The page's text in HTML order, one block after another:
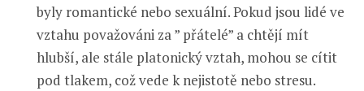
byly romantické nebo sexuální. Pokud jsou lidé ve
vztahu považováni za ” přátelé” a chtějí mít
hlubší, ale stále platonický vztah, mohou se cítit
pod tlakem, což vede k nejistotě nebo stresu.